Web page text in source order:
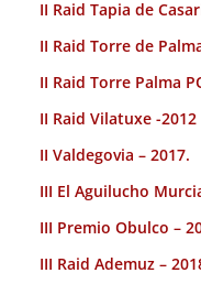
II Raid Tapia de
II Raid Torre de
II Raid Torre Palma
II Raid Vilatuxe -2012
II Valdegovia – 2017.
III El Aguilucho
III Premio Obulco –
III Raid Ademuz –